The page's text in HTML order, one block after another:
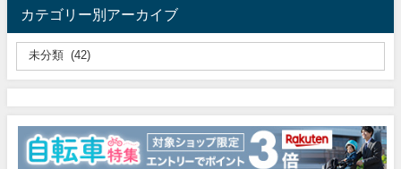
カテゴリー別アーカイブ